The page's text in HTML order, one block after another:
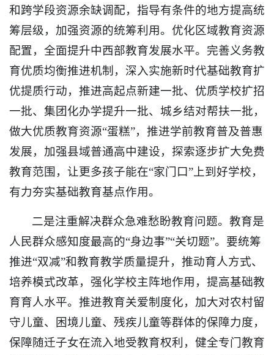
和跨学段资源余缺调配，指导有条件的地方提高统
筹层级，加强资源的统筹利用。优化区域教育资源
配置，全面提升中西部教育发展水平。完善义务教
育优质均衡推进机制，深入实施新时代基础教育扩
优提质行动，推进高起点新建一批、优质学校扩招
一批、集团化办学提升一批、城乡结对帮扶一批，
做大优质教育资源“蛋糕”，推进学前教育普及普惠
发展，加强县域普通高中建设，探索逐步扩大免费
教育范围，让更多孩子能在“家门口”上到好学校，
有力夯实基础教育基点作用。
二是注重解决群众急难愁盼教育问题。教育是
人民群众感知度最高的“身边事”“关切题”。要统筹
推进“双减”和教育教学质量提升，推动育人方式、
培养模式改革，强化学校主阵地作用，提高基础教
育育人水平。推进教育关爱制度化，加大对农村留
守儿童、困境儿童、残疾儿童等群体的保障力度，
保障随迁子女在流入地受教育权利，健全专门教育